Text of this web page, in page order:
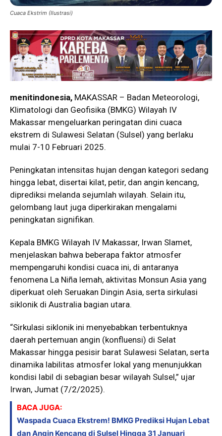
Cuaca Ekstrim (Ilustrasi)
menitindonesia, MAKASSAR – Badan Meteorologi,
Klimatologi dan Geofisika (BMKG) Wilayah IV
Makassar mengeluarkan peringatan dini cuaca
ekstrem di Sulawesi Selatan (Sulsel) yang berlaku
mulai 7-10 Februari 2025.
Peningkatan intensitas hujan dengan kategori sedang
hingga lebat, disertai kilat, petir, dan angin kencang,
diprediksi melanda sejumlah wilayah. Selain itu,
gelombang laut juga diperkirakan mengalami
peningkatan signifikan.
Kepala BMKG Wilayah IV Makassar, Irwan Slamet,
menjelaskan bahwa beberapa faktor atmosfer
mempengaruhi kondisi cuaca ini, di antaranya
fenomena La Niña lemah, aktivitas Monsun Asia yang
diperkuat oleh Seruakan Dingin Asia, serta sirkulasi
siklonik di Australia bagian utara.
“Sirkulasi siklonik ini menyebabkan terbentuknya
daerah pertemuan angin (konfluensi) di Selat
Makassar hingga pesisir barat Sulawesi Selatan, serta
dinamika labilitas atmosfer lokal yang menunjukkan
kondisi labil di sebagian besar wilayah Sulsel,” ujar
Irwan, Jumat (7/2/2025).
BACA JUGA:
Waspada Cuaca Ekstrem! BMKG Prediksi Hujan Lebat
dan Angin Kencang di Sulsel Hingga 31 Januari